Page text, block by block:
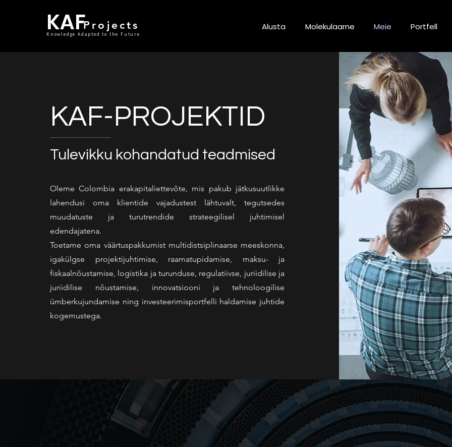
Projects
KAF
Knowledge Adapted to the Future
Alusta Molekulaarne Meie Portfell
KAF-PROJEKTID
Tulevikku kohandatud teadmised
Oleme Colombia erakapitaliettevõte, mis pakub jätkusuutlikke
lahendusi oma klientide vajadustest lähtuvalt, tegutsedes
muudatuste ja turutrendide strateegilisel juhtimisel
edendajatena.
Toetame oma väärtuspakkumist multidistsiplinaarse meeskonna,
igakülgse projektijuhtimise, raamatupidamise, maksu- ja
fiskaalnõustamise, logistika ja turunduse, regulatiivse, juriidilise ja
juriidilise nõustamise, innovatsiooni ja tehnoloogilise
ümberkujundamise ning investeerimisportfelli haldamise juhtide
kogemustega.